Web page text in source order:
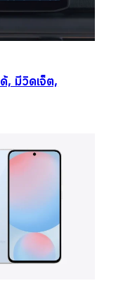
, มีวิดเจ็ต,